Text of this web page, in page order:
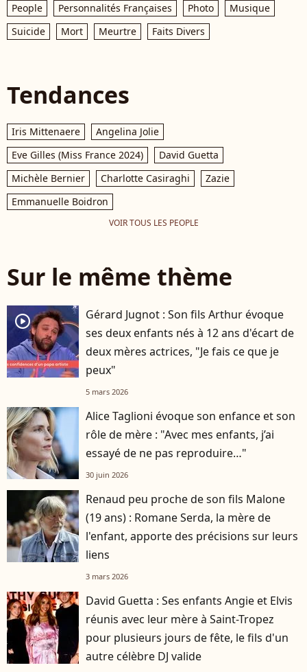
People Personnalités Françaises Photo
Musique
Suicide
Mort Meurtre Faits Divers
Tendances
Iris Mittenaere
Angelina Jolie
Eve Gilles (Miss France 2024)
David Guetta
Michèle Bernier
Charlotte Casiraghi
Zazie
Emmanuelle Boidron
VOIR TOUS LES PEOPLE
Sur le même thème
player2
Gérard Jugnot : Son fils Arthur évoque
ses deux enfants nés à 12 ans d'écart de
deux mères actrices, "Je fais ce que je
peux"
5 mars 2026
Alice Taglioni évoque son enfance et son
rôle de mère : "Avec mes enfants, j’ai
essayé de ne pas reproduire…"
30 juin 2026
Renaud peu proche de son fils Malone
(19 ans) : Romane Serda, la mère de
l'enfant, apporte des précisions sur leurs
liens
3 mars 2026
David Guetta : Ses enfants Angie et Elvis
réunis avec leur mère à Saint-Tropez
pour plusieurs jours de fête, le fils d'un
autre célèbre DJ valide